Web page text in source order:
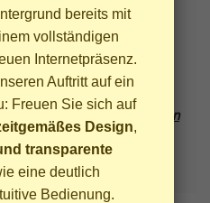
bereits mit
vollständigen
Internetpräsenz.
Auftritt auf ein
Freuen Sie sich auf
Design,
transparente
eine deutlich
Bedienung.
55,88 cm)
Geräte, gerne mit
alle persönlichen Daten
werden. Auf Wunsch
einer
Löschung.